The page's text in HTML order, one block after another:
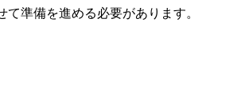
準備を進める必要があります。